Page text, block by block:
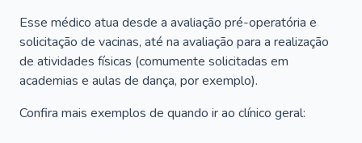
Esse médico atua desde a avaliação pré-operatória e
solicitação de vacinas, até na avaliação para a realização
de atividades físicas (comumente solicitadas em
academias e aulas de dança, por exemplo).
Confira mais exemplos de quando ir ao clínico geral: